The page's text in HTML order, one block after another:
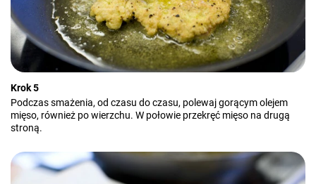
Krok 5
Podczas smażenia, od czasu do czasu, polewaj gorącym olejem
mięso, również po wierzchu. W połowie przekręć mięso na drugą
stroną.